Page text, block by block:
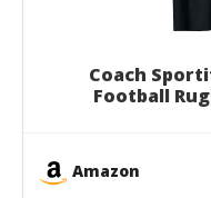
Coach
Football
Amazon